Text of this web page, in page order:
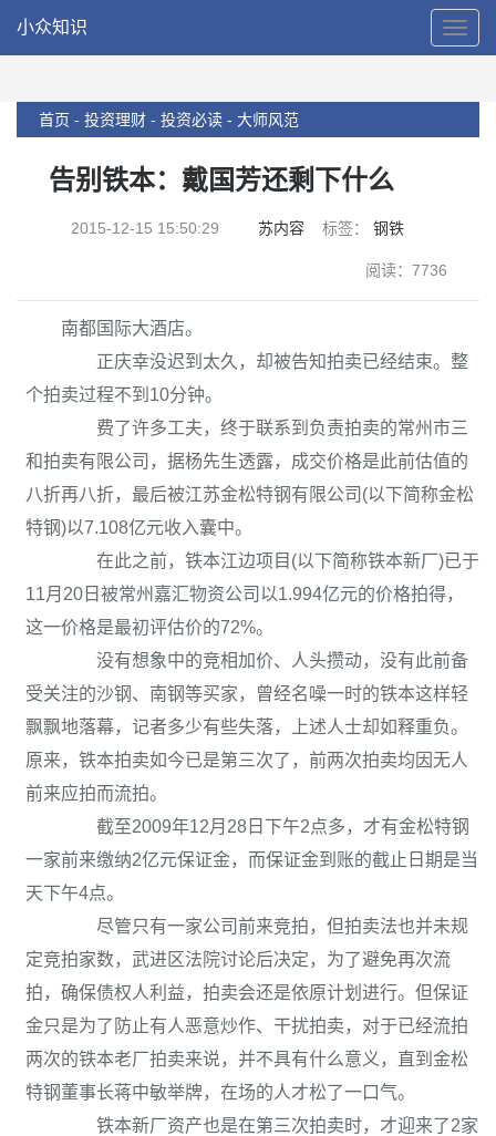
T
o
e
n
小众知识
首页 - 投资理财 - 投资必读 - 大师风范
告别铁本：戴国芳还剩下什么
2015-12-15 15:50:29 苏内容 标签： 钢铁
阅读：7736
南都国际大酒店。
正庆幸没迟到太久，却被告知拍卖已经结束。整
个拍卖过程不到10分钟。
费了许多工夫，终于联系到负责拍卖的常州市三
和拍卖有限公司，据杨先生透露，成交价格是此前估值的
八折再八折，最后被江苏金松特钢有限公司(以下简称金松
特钢)以7.108亿元收入囊中。
在此之前，铁本江边项目(以下简称铁本新厂)已于
11月20日被常州嘉汇物资公司以1.994亿元的价格拍得，
这一价格是最初评估价的72%。
没有想象中的竞相加价、人头攒动，没有此前备
受关注的沙钢、南钢等买家，曾经名噪一时的铁本这样轻
飘飘地落幕，记者多少有些失落，上述人士却如释重负。
原来，铁本拍卖如今已是第三次了，前两次拍卖均因无人
前来应拍而流拍。
截至2009年12月28日下午2点多，才有金松特钢
一家前来缴纳2亿元保证金，而保证金到账的截止日期是当
天下午4点。
尽管只有一家公司前来竞拍，但拍卖法也并未规
定竞拍家数，武进区法院讨论后决定，为了避免再次流
拍，确保债权人利益，拍卖会还是依原计划进行。但保证
金只是为了防止有人恶意炒作、干扰拍卖，对于已经流拍
两次的铁本老厂拍卖来说，并不具有什么意义，直到金松
特钢董事长蒋中敏举牌，在场的人才松了一口气。
铁本新厂资产也是在第三次拍卖时，才迎来了2家